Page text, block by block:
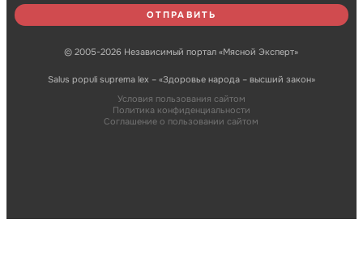
© 2005-2026 Независимый портал «Мясной Эксперт»
Salus populi suprema lex – «Здоровье народа – высший закон»
Условия пользования сайтом
Политика конфиденциальности
Соглашение о пользовании сайтом